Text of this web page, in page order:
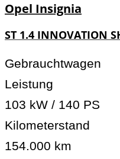
Opel Insignia
ST 1.4 INNOVATION
Gebrauchtwagen
Leistung
103 kW / 140 PS
Kilometerstand
154.000 km